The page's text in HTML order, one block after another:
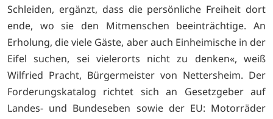
Schleiden, ergänzt, dass die persönliche Freiheit dort
ende, wo sie den Mitmenschen beeinträchtige. An
Erholung, die viele Gäste, aber auch Einheimische in der
Eifel suchen, sei vielerorts nicht zu denken«, weiß
Wilfried Pracht, Bürgermeister von Nettersheim. Der
Forderungskatalog richtet sich an Gesetzgeber auf
Landes- und Bundeseben sowie der EU: Motorräder